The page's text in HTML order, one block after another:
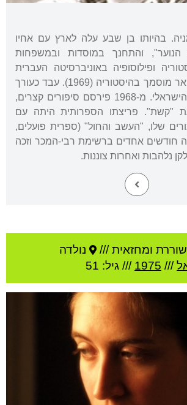
בהיותו בן שבע עלה לארץ עם אחיו
הנוער", והתחנך במוסדות ובמשפחות
ופילוסופיה באוניברסיטה העברית
בירושלים, בעל תואר מוסמך בהיסטוריה (1969). עבד כעורך
בשירות הסרטים הישראלי. מ-1968 פירסם סיפורים קצרים,
"קשת". פריצתו הספרותית היתה עם
שלו, "העשב והחול" (ספרית פועלים,
חודשים אחדים ברשימת רבי-המכר וזכה
נלהבות ואחרות צוננות.
ומחזאית ///
נולדה
///
1975 /// גיל: 51